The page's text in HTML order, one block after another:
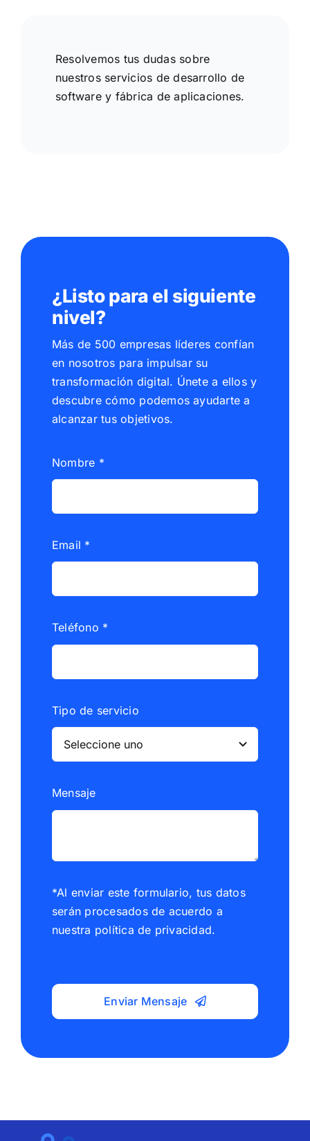
Resolvemos tus dudas sobre
nuestros servicios de desarrollo de
software y fábrica de aplicaciones.
¿Listo para el siguiente
nivel?
Más de 500 empresas líderes confían
en nosotros para impulsar su
transformación digital. Únete a ellos y
descubre cómo podemos ayudarte a
alcanzar tus objetivos.
Nombre *
Email *
Teléfono *
Tipo de servicio
Mensaje
*Al enviar este formulario, tus datos
serán procesados de acuerdo a
nuestra política de privacidad.
Enviar Mensaje